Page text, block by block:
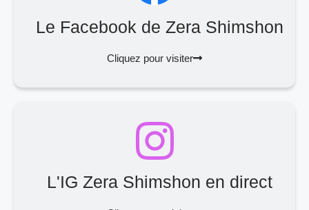
Le Facebook de Zera Shimshon
Cliquez pour visiter
L'IG Zera Shimshon en direct